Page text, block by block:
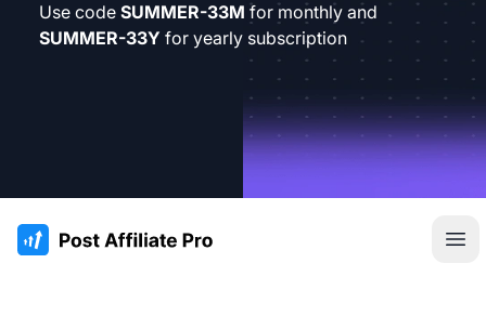
Use code SUMMER-33M for monthly and
SUMMER-33Y for yearly subscription
:site.title